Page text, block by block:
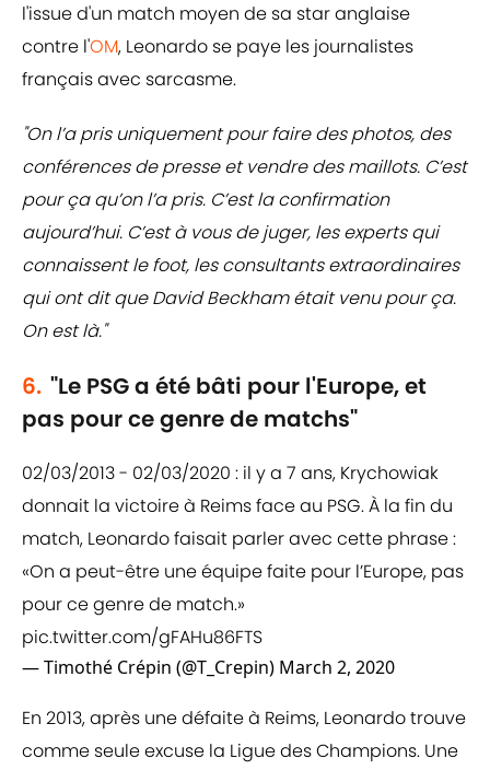
l'issue d'un match moyen de sa star anglaise
contre l'OM, Leonardo se paye les journalistes
français avec sarcasme.
"On l’a pris uniquement pour faire des photos, des
conférences de presse et vendre des maillots. C’est
pour ça qu’on l’a pris. C’est la confirmation
aujourd’hui. C’est à vous de juger, les experts qui
connaissent le foot, les consultants extraordinaires
qui ont dit que David Beckham était venu pour ça.
On est là."
6. "Le PSG a été bâti pour l'Europe, et
pas pour ce genre de matchs"
02/03/2013 - 02/03/2020 : il y a 7 ans, Krychowiak
donnait la victoire à Reims face au PSG. À la fin du
match, Leonardo faisait parler avec cette phrase :
«On a peut-être une équipe faite pour l’Europe, pas
pour ce genre de match.»
pic.twitter.com/gFAHu86FTS
— Timothé Crépin (@T_Crepin) March 2, 2020
En 2013, après une défaite à Reims, Leonardo trouve
comme seule excuse la Ligue des Champions. Une